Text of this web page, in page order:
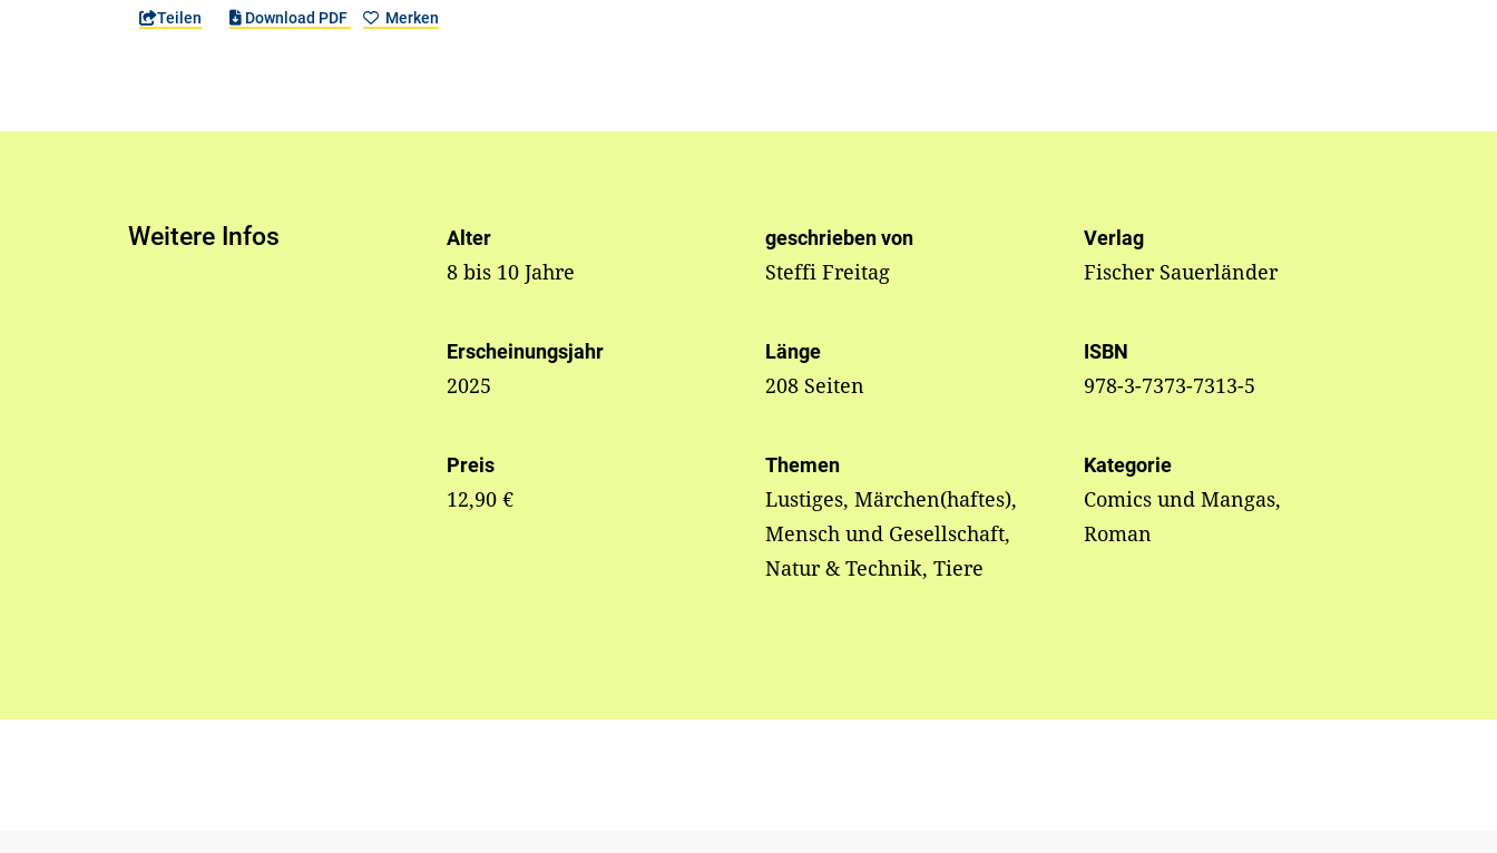
Teilen Download PDF Merken
Weitere Infos Alter
8 bis 10 Jahre
geschrieben von
Steffi Freitag
Verlag
Fischer Sauerländer
Erscheinungsjahr
2025
Länge
208 Seiten
ISBN
978-3-7373-7313-5
Preis
12,90 €
Themen
Lustiges, Märchen(haftes),
Mensch und Gesellschaft,
Natur & Technik, Tiere
Kategorie
Comics und Mangas,
Roman